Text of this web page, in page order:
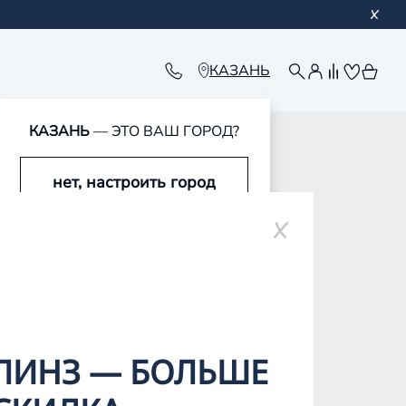
КАЗАНЬ
КАЗАНЬ— ЭТО ВАШ ГОРОД?
нет, настроить город
— БОЛЬШЕ